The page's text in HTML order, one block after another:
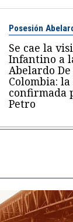
Posesión
Se cae la
Infantino a
Abelardo
Colombia:
confirmada
Petro